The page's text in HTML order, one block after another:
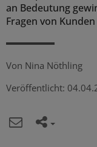
an Bedeutung
Fragen von
Von Nina Nöthling
Veröffentlicht: